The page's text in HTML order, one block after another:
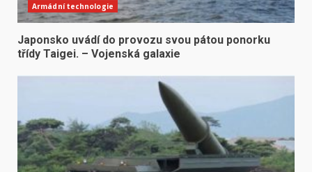
Armádní technologie
Japonsko uvádí do provozu svou pátou ponorku
třídy Taigei. – Vojenská galaxie